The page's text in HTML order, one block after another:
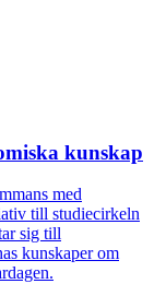
kunskap
med
till studiecirkeln
sig till
kunskaper om